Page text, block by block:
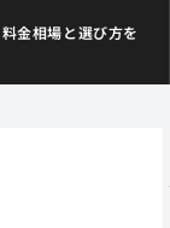
金相場と選び方を